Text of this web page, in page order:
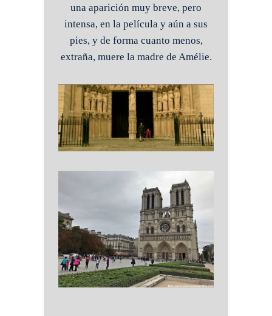
una aparición muy breve, pero
intensa, en la película y aún a sus
pies, y de forma cuanto menos,
extraña, muere la madre de Amélie.